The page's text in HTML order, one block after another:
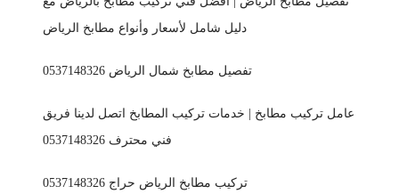
دليل شامل لأسعار وأنواع مطابخ الرياض
تفصيل مطابخ شمال الرياض 0537148326
عامل تركيب مطابخ | خدمات تركيب المطابخ اتصل لدينا فريق
فني محترف 0537148326
تركيب مطابخ الرياض حراج 0537148326